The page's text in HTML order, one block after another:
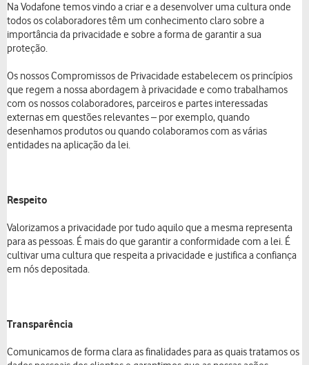
Na Vodafone temos vindo a criar e a desenvolver uma cultura onde
todos os colaboradores têm um conhecimento claro sobre a
importância da privacidade e sobre a forma de garantir a sua
proteção.
Os nossos Compromissos de Privacidade estabelecem os princípios
que regem a nossa abordagem à privacidade e como trabalhamos
com os nossos colaboradores, parceiros e partes interessadas
externas em questões relevantes – por exemplo, quando
desenhamos produtos ou quando colaboramos com as várias
entidades na aplicação da lei.
Respeito
Valorizamos a privacidade por tudo aquilo que a mesma representa
para as pessoas. É mais do que garantir a conformidade com a lei. É
cultivar uma cultura que respeita a privacidade e justifica a confiança
em nós depositada.
Transparência
Comunicamos de forma clara as finalidades para as quais tratamos os